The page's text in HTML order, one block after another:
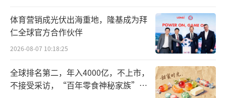
不过，从整体业绩来看，贝泰妮依然面临
不小的增长压力。根据财报数据，2025年前三
季度，贝泰妮实现营业收入为34.64亿元，同比
下降13.78%，净利润为2.72亿元，同比下降3
4.45%。
体育营销成光伏出海重地，隆基成为拜
仁全球官方合作伙伴
2026-08-07 10:18:25
全球排名第二，年入4000亿，不上市，
不接受采访，“百年零食神秘家族”浮